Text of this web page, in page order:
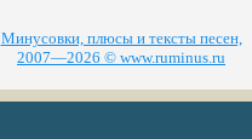
Минусовки, плюсы и тексты песен,
2007—2026 © www.ruminus.ru